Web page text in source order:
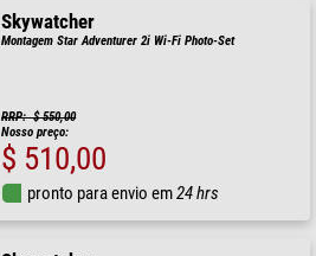
Skywatcher
Montagem Star Adventurer 2i Wi-Fi Photo-Set
RRP: $ 550,00
Nosso preço:
$ 510,00
pronto para envio em24 hrs